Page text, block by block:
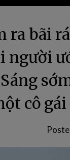
ra bãi
người
cô